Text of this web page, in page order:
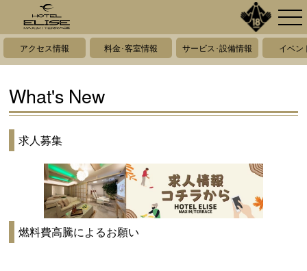
アクセス情報 料金･客室情報 サービス･設備情報 イベン
What's New
求人募集
燃料費高騰によるお願い